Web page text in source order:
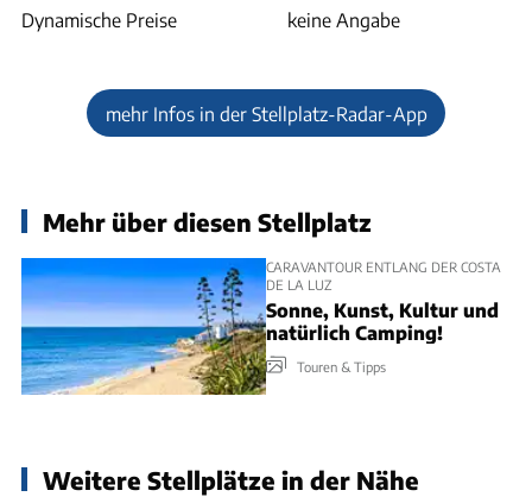
Dynamische Preise keine Angabe
mehr Infos in der Stellplatz-Radar-App
Mehr über diesen Stellplatz
CARAVANTOUR ENTLANG DER COSTA
DE LA LUZ
Sonne, Kunst, Kultur und
natürlich Camping!
Touren & Tipps
Weitere Stellplätze in der Nähe